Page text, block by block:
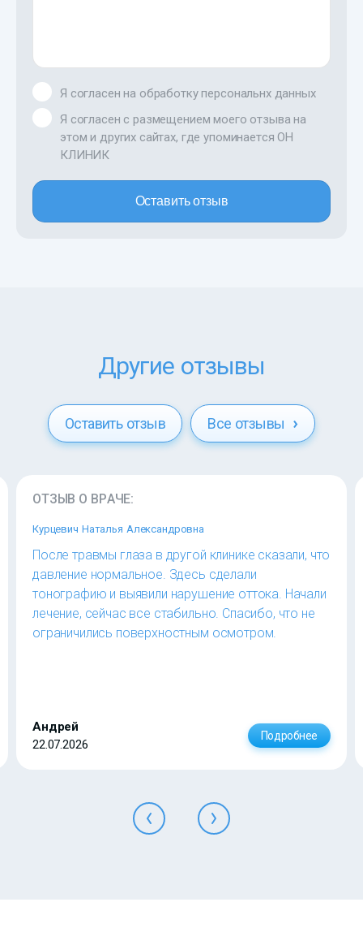
Я согласен на обработку персональнх данных
Я согласен с размещением моего отзыва на
этом и других сайтах, где упоминается ОН
КЛИНИК
Оставить отзыв
Другие отзывы
Оставить отзыв Все отзывы
ОТЗЫВ О ВРАЧЕ:
Курцевич Наталья Александровна
После травмы глаза в другой клинике сказали, что
давление нормальное. Здесь сделали
тонографию и выявили нарушение оттока. Начали
лечение, сейчас все стабильно. Спасибо, что не
ограничились поверхностным осмотром.
Андрей
22.07.2026
Подробнее